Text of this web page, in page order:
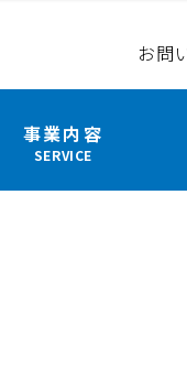
お問
事業内容
SERVICE